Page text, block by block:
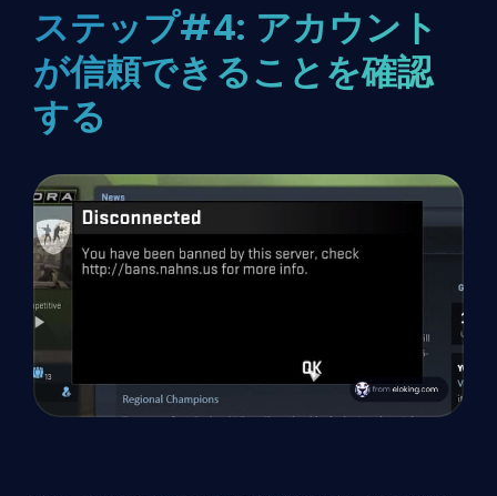
ステップ#4: アカウント
が信頼できることを確認
する